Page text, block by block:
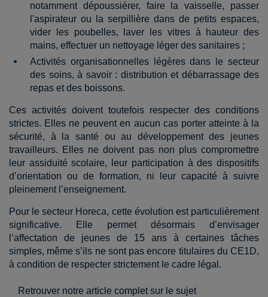
notamment dépoussiérer, faire la vaisselle, passer
l'aspirateur ou la serpillière dans de petits espaces,
vider les poubelles, laver les vitres à hauteur des
mains, effectuer un nettoyage léger des sanitaires ;
Activités organisationnelles légères dans le secteur
des soins, à savoir : distribution et débarrassage des
repas et des boissons.
Ces activités doivent toutefois respecter des conditions
strictes. Elles ne peuvent en aucun cas porter atteinte à la
sécurité, à la santé ou au développement des jeunes
travailleurs. Elles ne doivent pas non plus compromettre
leur assiduité scolaire, leur participation à des dispositifs
d’orientation ou de formation, ni leur capacité à suivre
pleinement l’enseignement.
Pour le secteur Horeca, cette évolution est particulièrement
significative. Elle permet désormais d’envisager
l’affectation de jeunes de 15 ans à certaines tâches
simples, même s’ils ne sont pas encore titulaires du CE1D,
à condition de respecter strictement le cadre légal.
Retrouver notre article complet sur le sujet